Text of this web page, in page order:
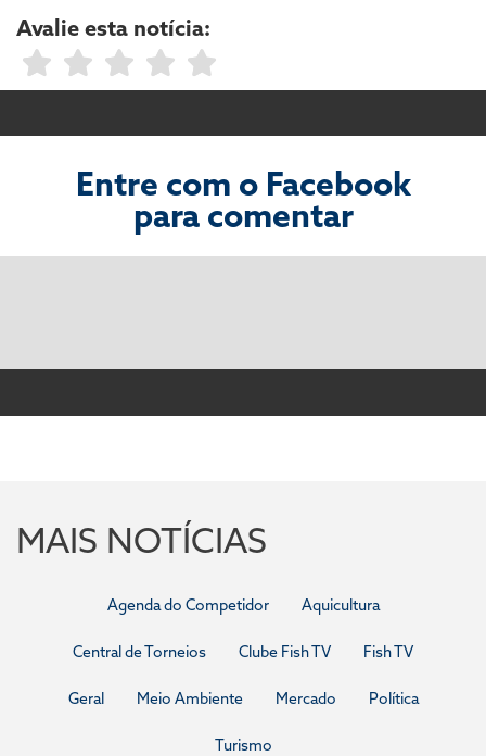
Avalie esta notícia:
Entre com o Facebook
para comentar
MAIS NOTÍCIAS
Agenda do Competidor Aquicultura
Central de Torneios Clube Fish TV Fish TV
Geral Meio Ambiente Mercado Política
Turismo